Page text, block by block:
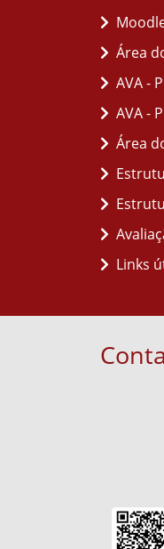
Área
AVA -
AVA -
Área
Links